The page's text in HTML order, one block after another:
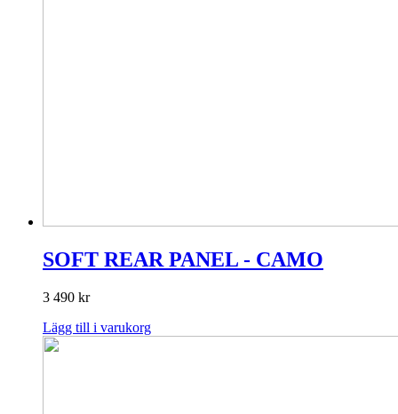
SOFT REAR PANEL - CAMO
3 490 kr
Lägg till i varukorg